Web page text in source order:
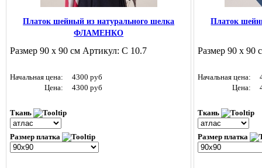
Платок шейный из натурального шелка
ФЛАМЕНКО
Размер 90 х 90 см Артикул: С 10.7
Начальная цена:
4300 руб
Цена:
4300 руб
Ткань
Размер платка
Платок
Размер 90 х 90
Начальная цена:
Цена:
Ткань
Размер платка